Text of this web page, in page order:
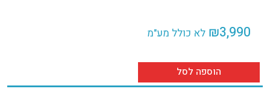
₪3,990 לא כולל מע"מ
הוספה לסל